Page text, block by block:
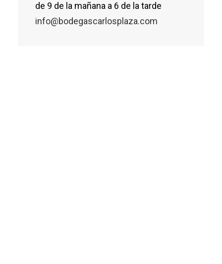
de 9 de la mañana a 6 de la tarde
info@bodegascarlosplaza.com